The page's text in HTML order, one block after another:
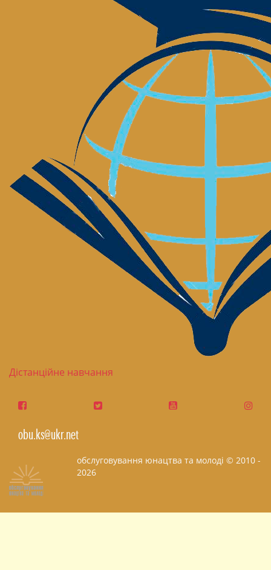
Дістанційне навчання
obu.ks@ukr.net
обслуговування юнацтва та молоді © 2010 -
2026